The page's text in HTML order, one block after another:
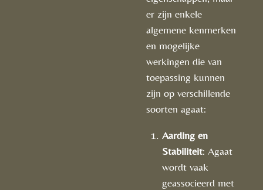
er zijn enkele
algemene kenmerken
en mogelijke
werkingen die van
toepassing kunnen
zijn op verschillende
soorten agaat:
Aarding en
Stabiliteit: Agaat
wordt vaak
geassocieerd met